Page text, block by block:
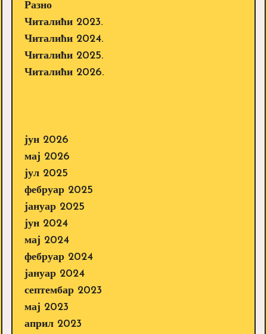
Разно
Читалићи 2023.
Читалићи 2024.
Читалићи 2025.
Читалићи 2026.
јун 2026
мај 2026
јул 2025
фебруар 2025
јануар 2025
јун 2024
мај 2024
фебруар 2024
јануар 2024
септембар 2023
мај 2023
април 2023